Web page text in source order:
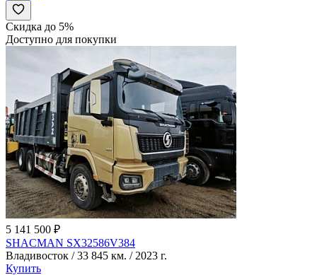
Скидка до 5%
Доступно для покупки
5 141 500 ₽
SHACMAN SX32586V384
Владивосток / 33 845 км. / 2023 г.
Купить